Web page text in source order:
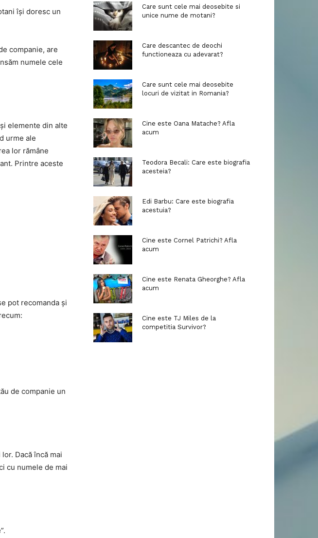
își doresc un
companie, are
numele cele
elemente din alte
urme ale
lor rămâne
Printre aceste
pot recomanda și
de companie un
Dacă încă mai
cu numele de mai
Care sunt cele mai deosebite si
unice nume de motani?
Care descantec de deochi
functioneaza cu adevarat?
Care sunt cele mai deosebite
locuri de vizitat in Romania?
Cine este Oana Matache? Afla
acum
Teodora Becali: Care este biografia
acesteia?
Edi Barbu: Care este biografia
acestuia?
Cine este Cornel Patrichi? Afla
acum
Cine este Renata Gheorghe? Afla
acum
Cine este TJ Miles de la
competitia Survivor?